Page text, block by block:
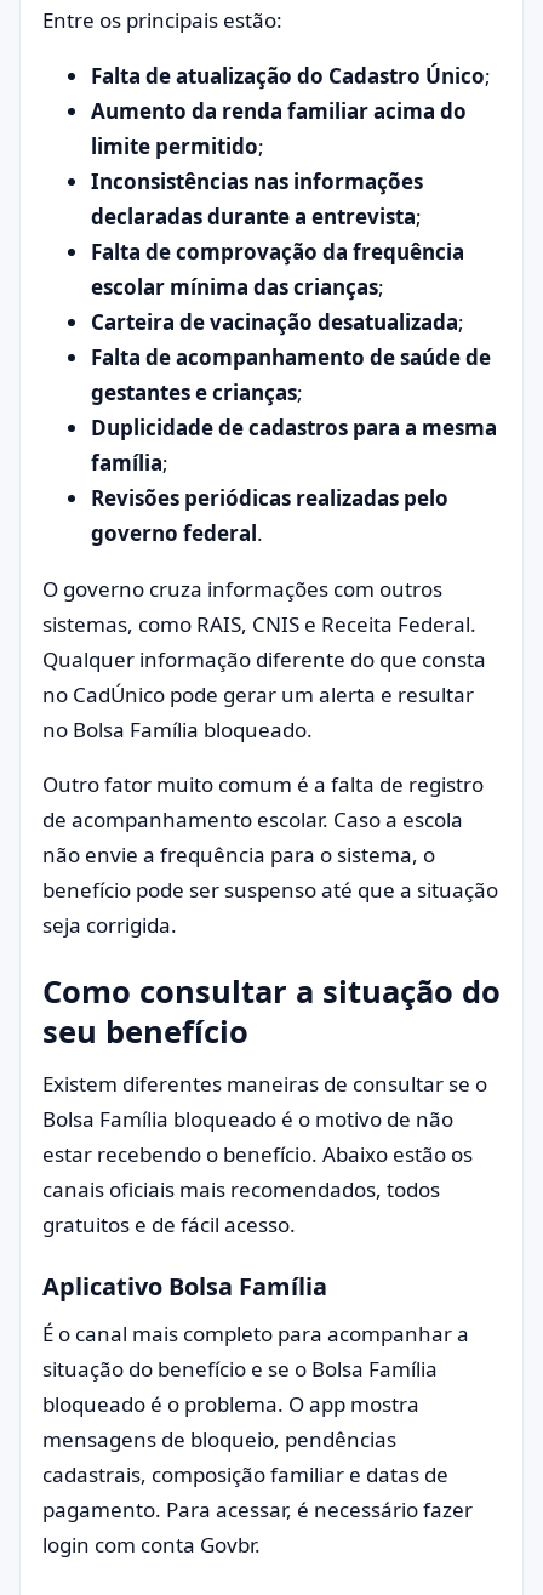
Entre os principais estão:
Falta de atualização do Cadastro Único;
Aumento da renda familiar acima do
limite permitido;
Inconsistências nas informações
declaradas durante a entrevista;
Falta de comprovação da frequência
escolar mínima das crianças;
Carteira de vacinação desatualizada;
Falta de acompanhamento de saúde de
gestantes e crianças;
Duplicidade de cadastros para a mesma
família;
Revisões periódicas realizadas pelo
governo federal.
O governo cruza informações com outros
sistemas, como RAIS, CNIS e Receita Federal.
Qualquer informação diferente do que consta
no CadÚnico pode gerar um alerta e resultar
no Bolsa Família bloqueado.
Outro fator muito comum é a falta de registro
de acompanhamento escolar. Caso a escola
não envie a frequência para o sistema, o
benefício pode ser suspenso até que a situação
seja corrigida.
Como consultar a situação do
seu benefício
Existem diferentes maneiras de consultar se o
Bolsa Família bloqueado é o motivo de não
estar recebendo o benefício. Abaixo estão os
canais oficiais mais recomendados, todos
gratuitos e de fácil acesso.
Aplicativo Bolsa Família
É o canal mais completo para acompanhar a
situação do benefício e se o Bolsa Família
bloqueado é o problema. O app mostra
mensagens de bloqueio, pendências
cadastrais, composição familiar e datas de
pagamento. Para acessar, é necessário fazer
login com conta Govbr.